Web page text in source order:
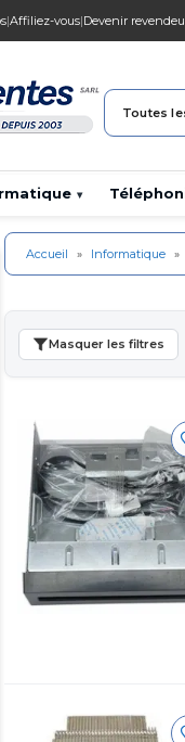
|Affiliez-vous|Devenir
Toutes
▾
Accueil » Informatique »
Masquer les filtres